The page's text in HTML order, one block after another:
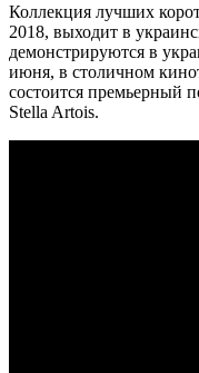
Коллекция лучших
2018, выходит в
демонстрируются в
июня, в столичном
состоится премьерный
Stella Artois.